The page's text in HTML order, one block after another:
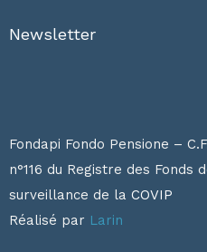
Newsletter
Fondapi Fondo Pensione –
n°116 du Registre des Fonds
surveillance de la COVIP
Réalisé par Larin